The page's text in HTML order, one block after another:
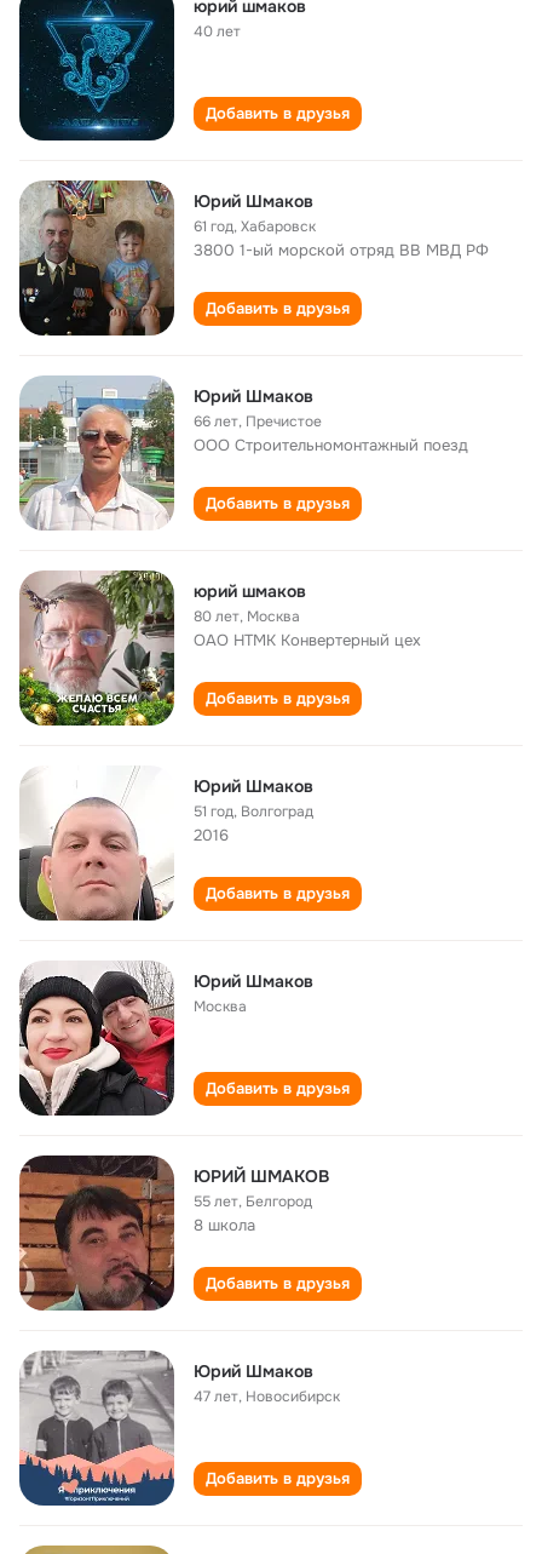
юрий шмаков
40 лет
Добавить в друзья
Юрий Шмаков
61 год,Хабаровск
3800 1-ый морской отряд ВВ МВД РФ
Добавить в друзья
Юрий Шмаков
66 лет, Пречистое
ООО Строительномонтажный поезд
Добавить в друзья
юрий шмаков
80 лет, Москва
ОАО НТМК Конвертерный цех
Добавить в друзья
Юрий Шмаков
51 год, Волгоград
2016
Добавить в друзья
Юрий Шмаков
Москва
Добавить в друзья
ЮРИЙ ШМАКОВ
55 лет, Белгород
8 школа
Добавить в друзья
Юрий Шмаков
47 лет, Новосибирск
Добавить в друзья